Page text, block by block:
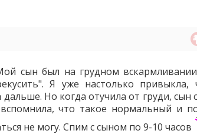
сын был на грудном
Я уже настолько
Но когда отучила от груди, сын
что такое нормальный и
не могу. Спим с сыном по 9-10 часов